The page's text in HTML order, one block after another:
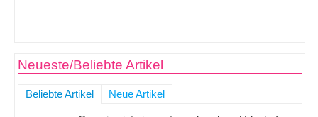
Neueste/Beliebte Artikel
Beliebte Artikel Neue Artikel